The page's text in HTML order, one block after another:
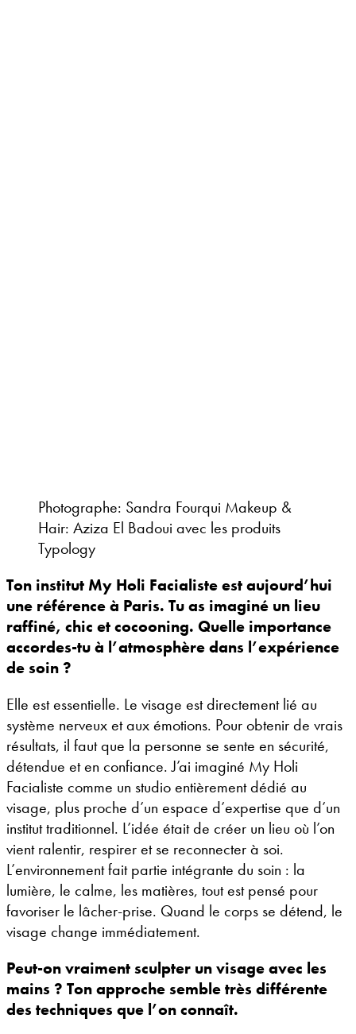
Photographe: Sandra Fourqui Makeup &
Hair: Aziza El Badoui avec les produits
Typology
Ton institut My Holi Facialiste est aujourd’hui
une référence à Paris. Tu as imaginé un lieu
raffiné, chic et cocooning. Quelle importance
accordes-tu à l’atmosphère dans l’expérience
de soin ?
Elle est essentielle. Le visage est directement lié au
système nerveux et aux émotions. Pour obtenir de vrais
résultats, il faut que la personne se sente en sécurité,
détendue et en confiance. J’ai imaginé My Holi
Facialiste comme un studio entièrement dédié au
visage, plus proche d’un espace d’expertise que d’un
institut traditionnel. L’idée était de créer un lieu où l’on
vient ralentir, respirer et se reconnecter à soi.
L’environnement fait partie intégrante du soin : la
lumière, le calme, les matières, tout est pensé pour
favoriser le lâcher-prise. Quand le corps se détend, le
visage change immédiatement.
Peut-on vraiment sculpter un visage avec les
mains ? Ton approche semble très différente
des techniques que l’on connaît.